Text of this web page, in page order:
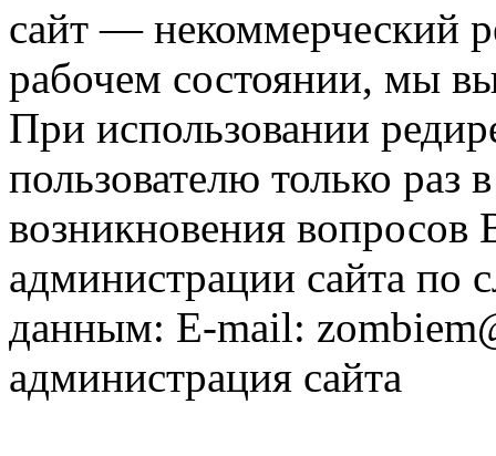
сайт — некоммерческий
рабочем состоянии, мы
При использовании
пользователю только раз
возникновения вопросов
администрации сайта
данным: E-mail:
администрация сайта